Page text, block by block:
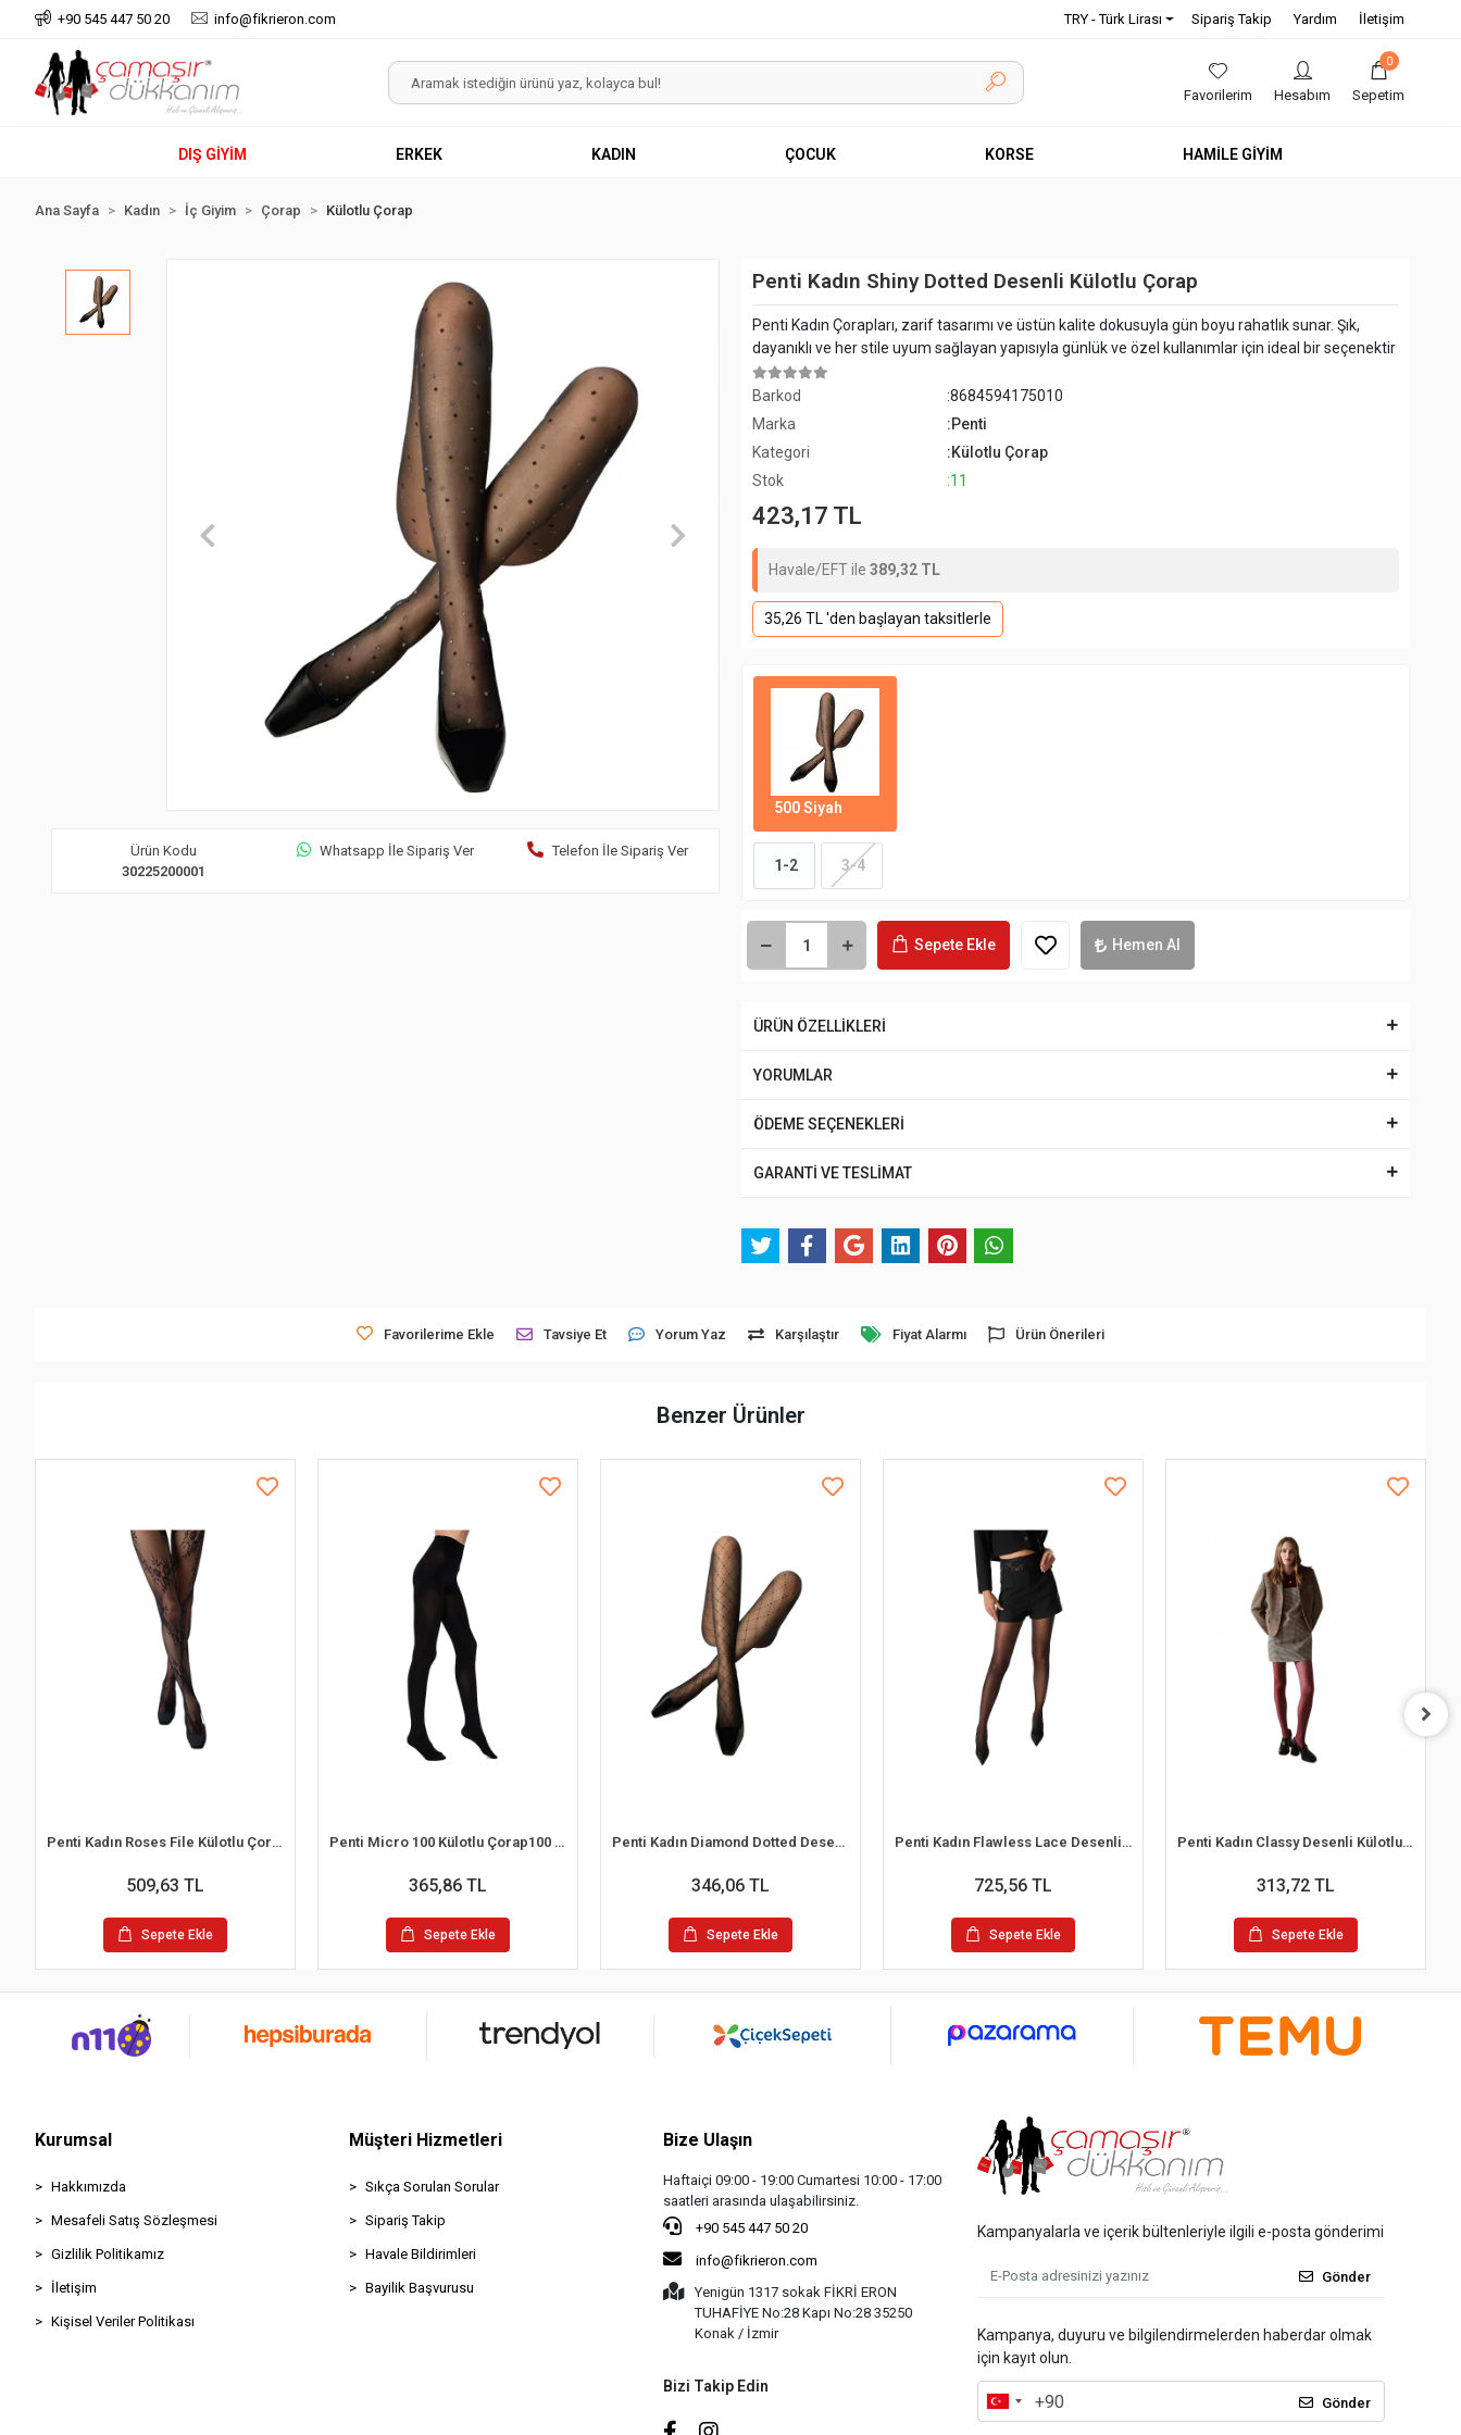
+90 545 447 50 20 info@fikrieron.com TRY - Türk Lirası Sipariş Takip Yardım İletişim
Favorilerim Hesabım
0
Sepetim
DIŞ GİYİM ERKEK KADIN ÇOCUK KORSE HAMİLE GİYİM
Ana Sayfa Kadın İç Giyim Çorap Külotlu Çorap
Ürün Kodu
30225200001
Whatsapp İle Sipariş Ver Telefon İle Sipariş Ver
Penti Kadın Shiny Dotted Desenli Külotlu Çorap
Penti Kadın Çorapları, zarif tasarımı ve üstün kalite dokusuyla gün boyu rahatlık sunar. Şık,
dayanıklı ve her stile uyum sağlayan yapısıyla günlük ve özel kullanımlar için ideal bir seçenektir
Barkod
:8684594175010
Marka
:Penti
Kategori
:Külotlu Çorap
Stok
:11
423,17 TL
Havale/EFT ile 389,32 TL
35,26 TL 'den başlayan taksitlerle
500 Siyah
1-2 3-4
Sepete Ekle Hemen Al
ÜRÜN ÖZELLİKLERİ
YORUMLAR
ÖDEME SEÇENEKLERİ
GARANTİ VE TESLİMAT
Favorilerime Ekle Tavsiye Et Yorum Yaz Karşılaştır Fiyat Alarmı Ürün Önerileri
Benzer Ürünler
Penti Kadın Roses File Külotlu Çorap
509,63 TL
Sepete Ekle
Penti Micro 100 Külotlu Çorap100 Denye
365,86 TL
Sepete Ekle
Penti Kadın Diamond Dotted Desenli Külotlu Çorap
346,06 TL
Sepete Ekle
Penti Kadın Flawless Lace Desenli Külotlu Çorap
725,56 TL
Sepete Ekle
Penti Kadın Classy Desenli Külotlu Çorap
313,72 TL
Sepete Ekle
Kurumsal
Hakkımızda
Mesafeli Satış Sözleşmesi
Gizlilik Politikamız
İletişim
Kişisel Veriler Politikası
Müşteri Hizmetleri
Sıkça Sorulan Sorular
Sipariş Takip
Havale Bildirimleri
Bayilik Başvurusu
Bize Ulaşın
Haftaiçi 09:00 - 19:00 Cumartesi 10:00 - 17:00
saatleri arasında ulaşabilirsiniz.
+90 545 447 50 20
info@fikrieron.com
Yenigün 1317 sokak FİKRİ ERON
TUHAFİYE No:28 Kapı No:28 35250
Konak / İzmir
Bizi Takip Edin
Kampanyalarla ve içerik bültenleriyle ilgili e-posta gönderimi
Gönder
Kampanya, duyuru ve bilgilendirmelerden haberdar olmak
için kayıt olun.
Gönder